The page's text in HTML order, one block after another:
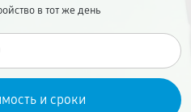
в тот же день